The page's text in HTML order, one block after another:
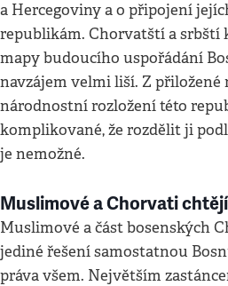
a Hercegoviny a o připojení
republikám. Chorvatští a srbští
mapy budoucího uspořádání
navzájem velmi liší. Z přiložené
národnostní rozložení této
komplikované, že rozdělit ji
je nemožné.
Muslimové a Chorvati
Muslimové a část bosenských
jediné řešení samostatnou
práva všem. Největším